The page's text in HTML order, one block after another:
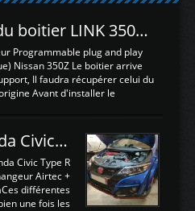
Test du boitier LINK 350Z Plugin ECU
Programmable plug and play
Nissan 350Z Le boitier arrive
Il faudra récupérer celui du
Avant d'installer le
l'information de la large bande
sydney sweeney deepfake
5V de l'afr sera connectée sur
Volt 8 et GndAN pour
et Volt car l'information est une
une résistance variable d'un
Préparation Honda Civic Type R FK2
Civic Type R
Airtec +
différentes
une fois les